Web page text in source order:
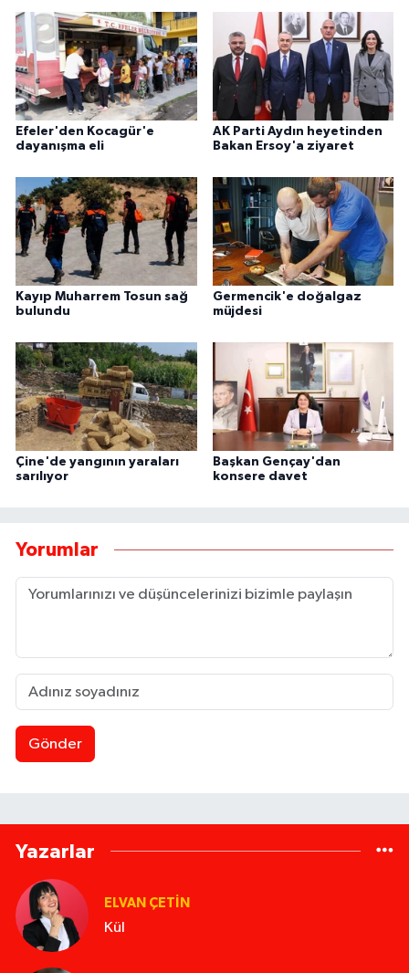
Efeler'den Kocagür'e
dayanışma eli
AK Parti Aydın heyetinden
Bakan Ersoy'a ziyaret
Kayıp Muharrem Tosun sağ
bulundu
Germencik'e doğalgaz
müjdesi
Çine'de yangının yaraları
sarılıyor
Başkan Gençay'dan
konsere davet
Yorumlar
Gönder
Yazarlar
ELVAN ÇETIN
Kül